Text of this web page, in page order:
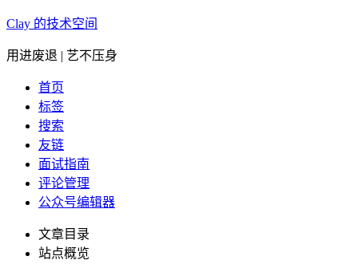
Clay 的技术空间
用进废退 | 艺不压身
首页
标签
搜索
友链
面试指南
评论管理
公众号编辑器
文章目录
站点概览